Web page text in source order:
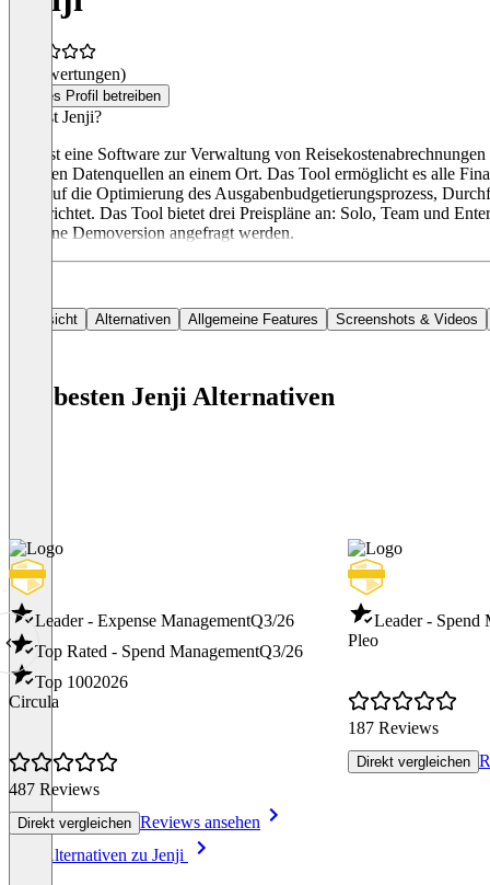
(0 Bewertungen)
Dieses Profil betreiben
Was ist Jenji?
Jenji ist eine Software zur Verwaltung von
externen Datenquellen an einem Ort. Das Tool ermöglicht es alle
Jenji auf die Optimierung des Ausgabenbudgetierungsprozess,
ausgerichtet. Das Tool bietet drei Preispläne an: Solo, Team und
und eine Demoversion angefragt werden.
Übersicht Alternativen Allgemeine Features Screenshots & Videos
Die besten Jenji Alternativen
Leader - Expense ManagementQ3/26
Top Rated - Spend ManagementQ3/26
Top 1002026
Circula
487 Reviews
Direkt vergleichen Reviews ansehen
Leader - Spend
Pleo
187 Reviews
Direkt vergleichen
Alle Alternativen zu Jenji